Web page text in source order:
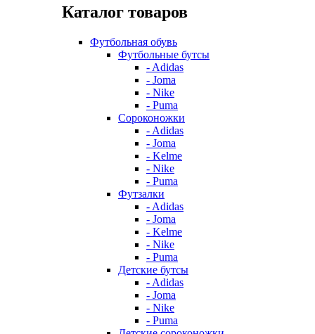
Каталог товаров
Футбольная обувь
Футбольные бутсы
- Adidas
- Joma
- Nike
- Puma
Сороконожки
- Adidas
- Joma
- Kelme
- Nike
- Puma
Футзалки
- Adidas
- Joma
- Kelme
- Nike
- Puma
Детские бутсы
- Adidas
- Joma
- Nike
- Puma